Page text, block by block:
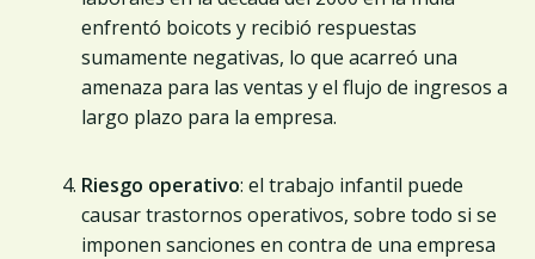
enfrentó boicots y recibió respuestas
sumamente negativas, lo que acarreó una
amenaza para las ventas y el flujo de ingresos a
largo plazo para la empresa.
Riesgo operativo: el trabajo infantil puede
causar trastornos operativos, sobre todo si se
imponen sanciones en contra de una empresa